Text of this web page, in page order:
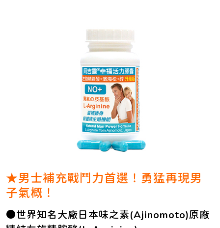
★男士補充戰鬥力首選！勇猛再現男
子氣概！
●世界知名大廠日本味之素(Ajinomoto)原廠